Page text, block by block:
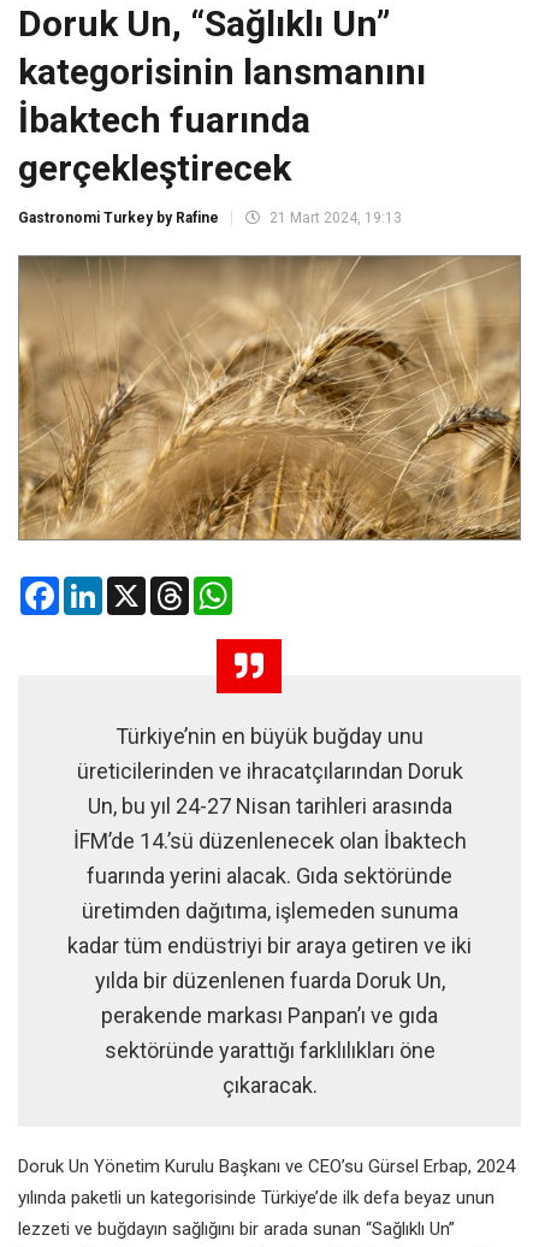
Doruk Un, “Sağlıklı Un”
kategorisinin lansmanını
İbaktech fuarında
gerçekleştirecek
Gastronomi Turkey by Rafine 21 Mart 2024, 19:13
FacebookLinkedIn
X Threads
Türkiye’nin en büyük buğday unu
üreticilerinden ve ihracatçılarından Doruk
Un, bu yıl 24-27 Nisan tarihleri arasında
İFM’de 14.’sü düzenlenecek olan İbaktech
fuarında yerini alacak. Gıda sektöründe
üretimden dağıtıma, işlemeden sunuma
kadar tüm endüstriyi bir araya getiren ve iki
yılda bir düzenlenen fuarda Doruk Un,
perakende markası Panpan’ı ve gıda
sektöründe yarattığı farklılıkları öne
çıkaracak.
Doruk Un Yönetim Kurulu Başkanı ve CEO’su Gürsel Erbap, 2024
yılında paketli un kategorisinde Türkiye’de ilk defa beyaz unun
lezzeti ve buğdayın sağlığını bir arada sunan “Sağlıklı Un”